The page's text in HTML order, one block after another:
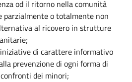
od il ritorno nella comunità
parzialmente o totalmente non
al ricovero in strutture
di carattere informativo
prevenzione di ogni forma di
dei minori;